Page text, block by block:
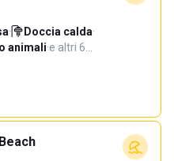
· Doccia calda·
animali·e altri 6…